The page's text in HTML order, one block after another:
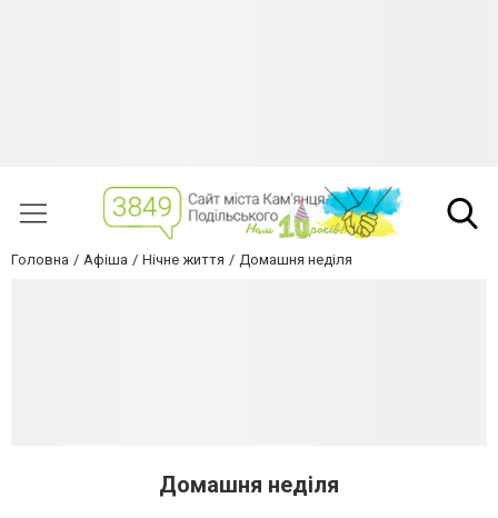
Головна Афіша Нічне життя Домашня неділя
Домашня неділя